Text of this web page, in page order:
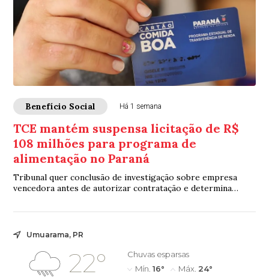
Benefício Social Há 1 semana
TCE mantém suspensa licitação de R$
108 milhões para programa de
alimentação no Paraná
Tribunal quer conclusão de investigação sobre empresa
vencedora antes de autorizar contratação e determina
Umuarama, PR
22°
Chuvas esparsas
Mín. 16° Máx. 24°